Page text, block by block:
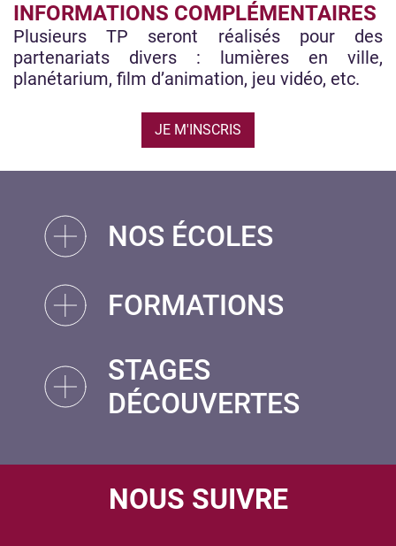
INFORMATIONS COMPLÉMENTAIRES
Plusieurs TP seront réalisés pour des
partenariats divers : lumières en ville,
planétarium, film d’animation, jeu vidéo, etc.
JE M'INSCRIS
NOS ÉCOLES
FORMATIONS
STAGES
DÉCOUVERTES
NOUS SUIVRE